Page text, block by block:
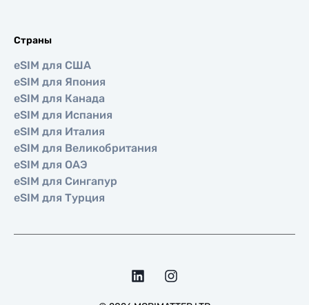
Страны
eSIM для США
eSIM для Япония
eSIM для Канада
eSIM для Испания
eSIM для Италия
eSIM для Великобритания
eSIM для ОАЭ
eSIM для Сингапур
eSIM для Турция